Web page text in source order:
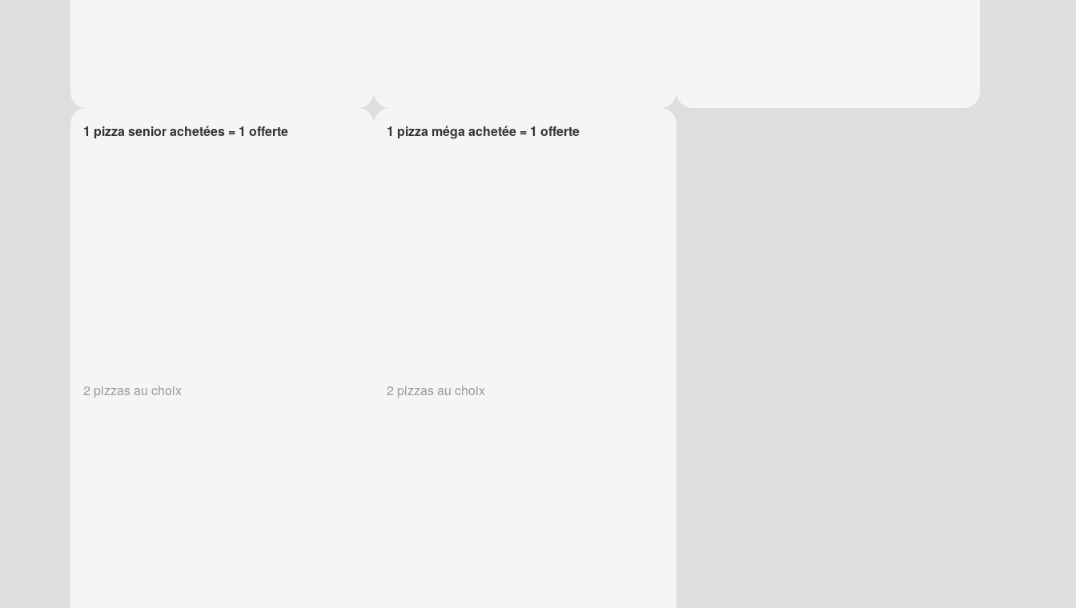
1 pizza senior achetées = 1 offerte
2 pizzas au choix
1 pizza méga achetée = 1 offerte
2 pizzas au choix